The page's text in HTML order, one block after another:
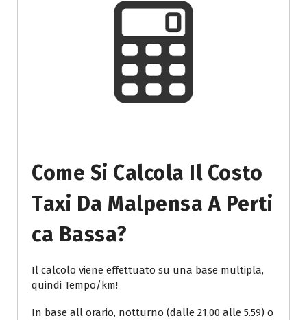
Come Si Calcola Il Costo
Taxi Da Malpensa A Perti
Ca Bassa?
Il calcolo viene effettuato su una base multipla,
quindi Tempo/km!
In base all orario, notturno (dalle 21.00 alle 5.59) o